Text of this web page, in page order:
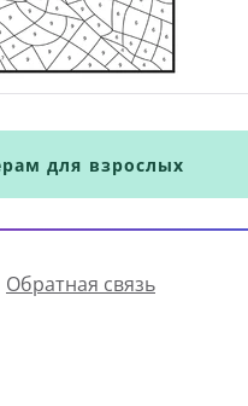
для взрослых
Обратная связь